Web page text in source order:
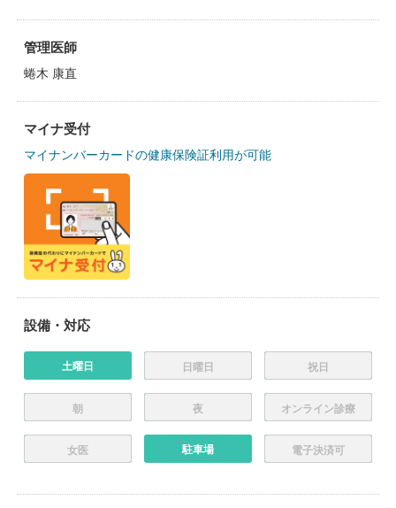
管理医師
蜷木 康直
マイナ受付
マイナンバーカードの健康保険証利用が可能
設備・対応
土曜日 日曜日 祝日
朝 夜 オンライン診療
女医 駐車場 電子決済可